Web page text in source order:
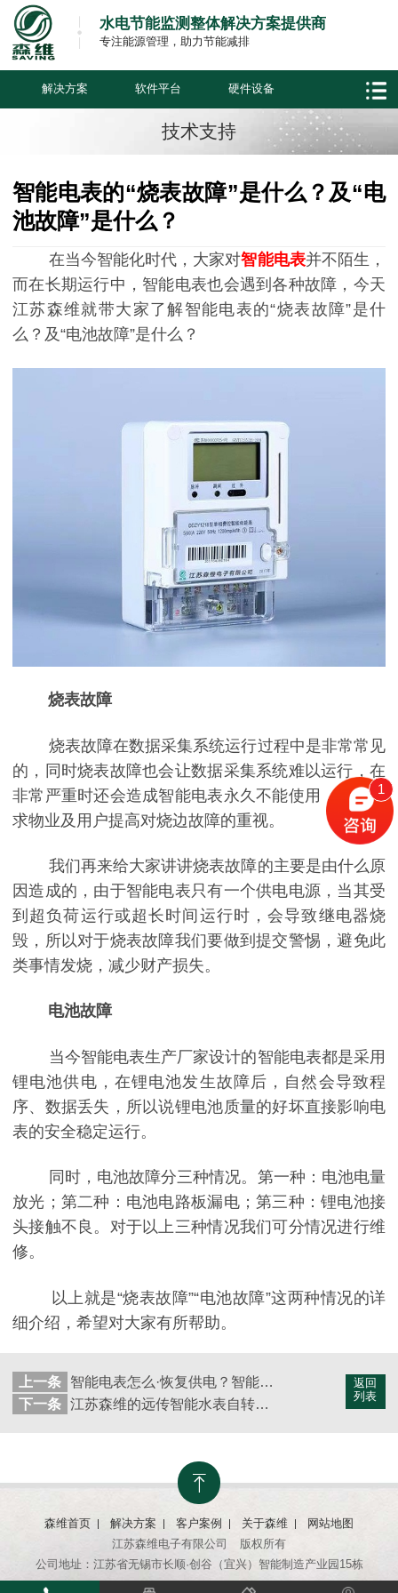
水电节能监测整体解决方案提供商
专注能源管理，助力节能减排
解决方案 软件平台 硬件设备
技术支持
智能电表的“烧表故障”是什么？及“电
池故障”是什么？
在当今智能化时代，大家对智能电表并不陌生，
而在长期运行中，智能电表也会遇到各种故障，今天
江苏森维就带大家了解智能电表的“烧表故障”是什
么？及“电池故障”是什么？
烧表故障
烧表故障在数据采集系统运行过程中是非常常见
的，同时烧表故障也会让数据采集系统难以运行，在
非常严重时还会造成智能电表永久不能使用，所以要
求物业及用户提高对烧边故障的重视。
我们再来给大家讲讲烧表故障的主要是由什么原
因造成的，由于智能电表只有一个供电电源，当其受
到超负荷运行或超长时间运行时，会导致继电器烧
毁，所以对于烧表故障我们要做到提交警惕，避免此
类事情发烧，减少财产损失。
电池故障
当今智能电表生产厂家设计的智能电表都是采用
锂电池供电，在锂电池发生故障后，自然会导致程
序、数据丢失，所以说锂电池质量的好坏直接影响电
表的安全稳定运行。
同时，电池故障分三种情况。第一种：电池电量
放光；第二种：电池电路板漏电；第三种：锂电池接
头接触不良。对于以上三种情况我们可分情况进行维
修。
以上就是“烧表故障”“电池故障”这两种情况的详
细介绍，希望对大家有所帮助。
返回
列表
上一条
智能电表怎么·恢复供电？智能电表是什么？
下一条
江苏森维的远传智能水表自转是因为什么呢？
森维首页 解决方案 客户案例 关于森维
网站地图
江苏森维电子有限公司
版权所有
公司地址：江苏省无锡市长顺·创谷（宜兴）智能制造产业园15栋
1